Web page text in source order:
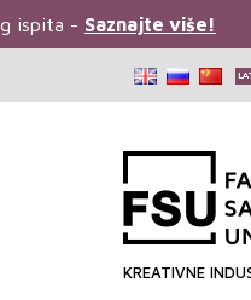
ispita -Saznajte više!
KREATIVNE